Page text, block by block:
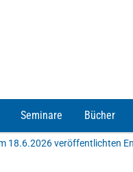
Seminare Bücher